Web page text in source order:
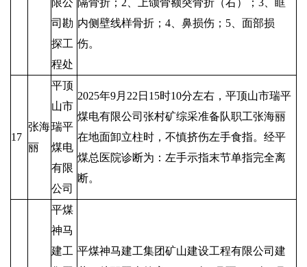
限公
司勘
探工
程处
隔骨折；2、上颌骨额突骨折（右）；3、眶
内侧壁线样骨折；4、鼻损伤；5、面部损
伤。
17
张海
丽
平顶
山市
瑞平
煤电
有限
公司
2025年9月22日15时10分左右，平顶山市瑞平
煤电有限公司张村矿综采准备队职工张海丽
在地面卸立柱时，不慎挤伤左手食指。经平
煤总医院诊断为：左手示指末节单指完全离
断。
平煤
神马
建工 平煤神马建工集团矿山建设工程有限公司建